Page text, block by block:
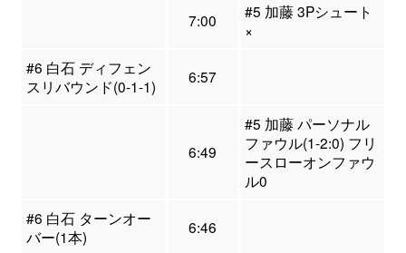
7:00
#5 加藤 3Pシュート
×
#6 白石 ディフェン
スリバウンド(0-1-1)
6:57
6:49
#5 加藤 パーソナル
ファウル(1-2:0) フリ
ースローオンファウ
ル0
#6 白石 ターンオー
バー(1本)
6:46